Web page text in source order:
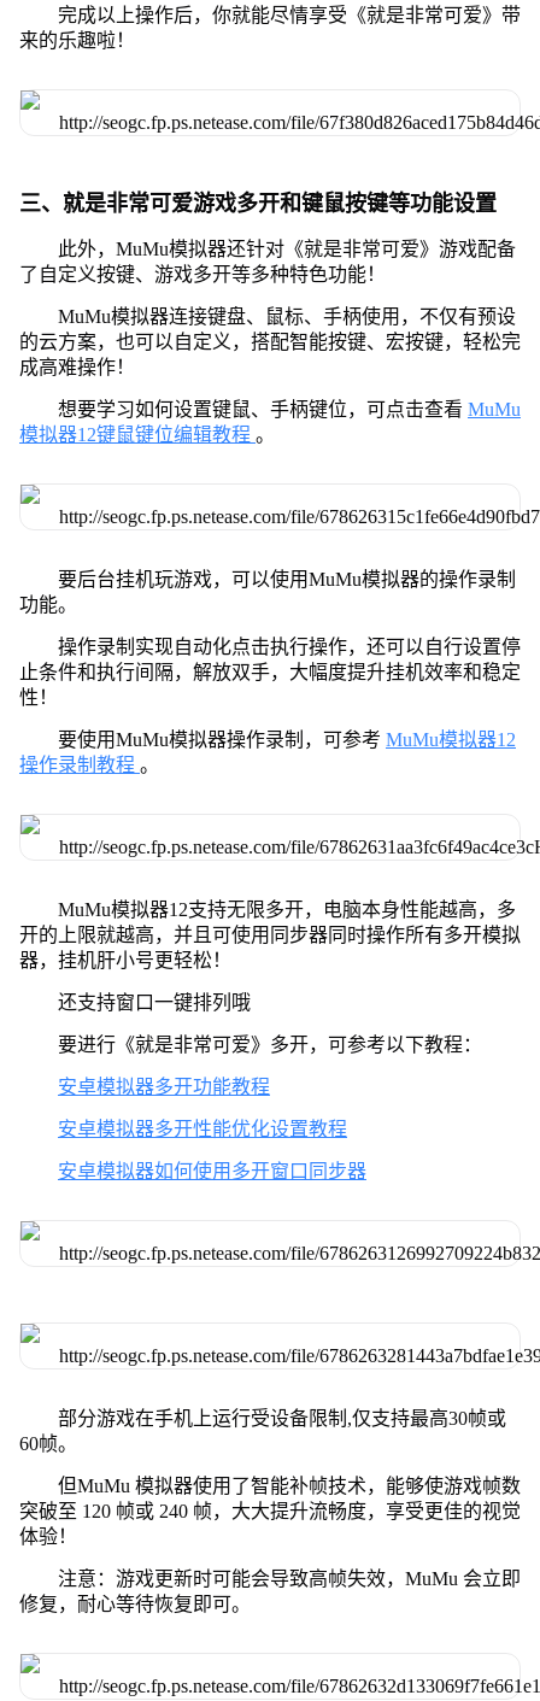
完成以上操作后，你就能尽情享受《就是非常可爱》带
来的乐趣啦！
三、就是非常可爱游戏多开和键鼠按键等功能设置
此外，MuMu模拟器还针对《就是非常可爱》游戏配备
了自定义按键、游戏多开等多种特色功能！
MuMu模拟器连接键盘、鼠标、手柄使用，不仅有预设
的云方案，也可以自定义，搭配智能按键、宏按键，轻松完
成高难操作！
想要学习如何设置键鼠、手柄键位，可点击查看 MuMu
模拟器12键鼠键位编辑教程 。
要后台挂机玩游戏，可以使用MuMu模拟器的操作录制
功能。
操作录制实现自动化点击执行操作，还可以自行设置停
止条件和执行间隔，解放双手，大幅度提升挂机效率和稳定
性！
要使用MuMu模拟器操作录制，可参考 MuMu模拟器12
操作录制教程 。
MuMu模拟器12支持无限多开，电脑本身性能越高，多
开的上限就越高，并且可使用同步器同时操作所有多开模拟
器，挂机肝小号更轻松！
还支持窗口一键排列哦
要进行《就是非常可爱》多开，可参考以下教程：
安卓模拟器多开功能教程
安卓模拟器多开性能优化设置教程
安卓模拟器如何使用多开窗口同步器
部分游戏在手机上运行受设备限制,仅支持最高30帧或
60帧。
但MuMu 模拟器使用了智能补帧技术，能够使游戏帧数
突破至 120 帧或 240 帧，大大提升流畅度，享受更佳的视觉
体验！
注意：游戏更新时可能会导致高帧失效，MuMu 会立即
修复，耐心等待恢复即可。